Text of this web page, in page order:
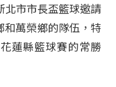
北市市長盃籃球邀請
和萬榮鄉的隊伍，特
蓮縣籃球賽的常勝